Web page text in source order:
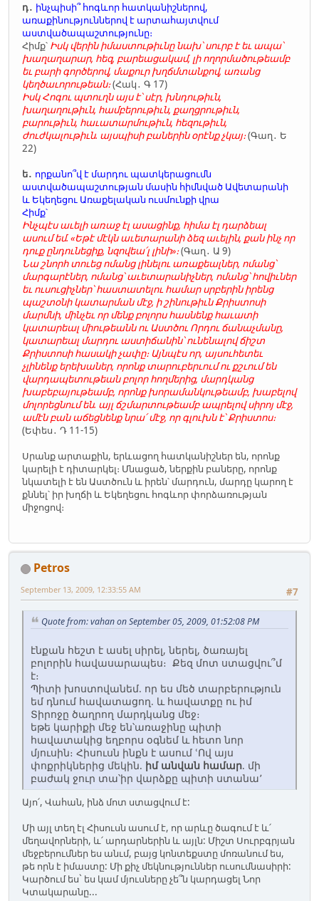
դ․ ինչպիսի՞ հոգևոր հատկանիշներով,
առաքինություններով է արտահայտվում
աստվածապաշտությունը։
Հիմք՝ Իսկ վերին իմաստութիւնը նախ՝ սուրբ է եւ ապա՝
խաղաղարար, հեզ, բարեացակամ, լի ողորմածութեամբ
եւ բարի գործերով, մաքուր խղճմտանքով, առանց
կեղծաւորութեան։(Հակ․ Գ 17)
Իսկ Հոգու պտուղն այս է՝ սէր, խնդութիւն,
խաղաղութիւն, համբերութիւն, քաղցրութիւն,
բարութիւն, հաւատարմութիւն, հեզութիւն,
ժուժկալութիւն. այսպիսի բաներին օրէնք չկայ։(Գաղ․ Ե
22)
ե․ որքանո՞վ է մարդու պատկերացումն
աստվածապաշտության մասին հիմնված Ավետարանի
և Եկեղեցու Առաքելական ուսմունքի վրա
Հիմք՝
Ինչպէս աւելի առաջ էլ ասացինք, հիմա էլ դարձեալ
ասում եմ. «Եթէ մէկն աւետարանի ձեզ աւելին, քան ինչ որ
դուք ընդունեցիք, նզովեա՛լ լինի»։(Գաղ․ Ա 9)
Նա շնորհ տուեց ոմանց լինելու առաքեալներ, ոմանց՝
մարգարէներ, ոմանց՝ աւետարանիչներ, ոմանց՝ հովիւներ
եւ ուսուցիչներ՝ հաստատելու համար սրբերին իրենց
պաշտօնի կատարման մէջ, ի շինութիւն Քրիստոսի
մարմնի, մինչեւ որ մենք բոլորս հասնենք հաւատի
կատարեալ միութեանն ու Աստծու Որդու ճանաչմանը,
կատարեալ մարդու աստիճանին՝ ունենալով ճիշտ
Քրիստոսի հասակի չափը։ Այնպէս որ, այսուհետեւ
չլինենք երեխաներ, որոնք տարուբերւում ու քշւում են
վարդապետութեան բոլոր հողմերից, մարդկանց
խաբեբայութեամբ, որոնք խորամանկութեամբ, խաբելով
մոլորեցնում են. այլ ճշմարտութեամբ ապրելով սիրոյ մէջ,
ամէն բան աճեցնենք նրա՛ մէջ, որ գլուխն է՝ Քրիստոս։
(Եփես․ Դ 11-15)
Սրանք արտաքին, երևացող հատկանիշներ են, որոնք
կարելի է դիտարկել։ Մնացած, ներքին բաները, որոնք
նկատելի է են Աստծուն և իրեն՝ մարդուն, մարդը կարող է
քննել՝ իր խղճի և Եկեղեցու հոգևոր փորձառության
միջոցով։
Petros
#7
September 13, 2009, 12:33:55 AM
Quote from: vahan on September 05, 2009, 01:52:08 PM
էնքան հեշտ է ասել սիրել, ներել, ծառայել
բոլորին հավասարապես։ Քեզ մոտ ստացվու՞մ
է։
Պիտի խոստովանեմ. որ ես մեծ տարբերություն
եմ դնում հավատացող. և հավատքը ու իմ
Տիրոջը ծաղրող մարդկանց մեջ։
եթե կարիքի մեջ են՝առաջինը պիտի
հավատակից եղբորս օգնեմ և հետո նոր
մյուսին։ Հիսուսն ինքն է ասում ՙՈվ այս
փոքրիկներից մեկին. իմ անվան համար. մի
բաժակ ջուր տա՝իր վարձքը պիտի ստանա՚
Այո՛, Վահան, ինձ մոտ ստացվում է:
Մի այլ տեղ էլ Հիսուսն ասում է, որ արևը ծագում է և՛
մեղավորների, և՛ արդարներին և այլն: Միշտ Սուրբգրյան
մեջբերումներ ես անւմ, բայց կոնտեքստը մոռանում ես,
թե որն է իմաստը: Մի քիչ մեկնություններ ուսումնասիրի:
Կարծում ես` ես կամ մյուսները չե՞ն կարդացել Նոր
Կտակարանը...